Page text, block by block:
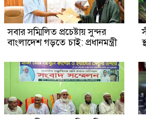
সবার সম্মিলিত প্রচেষ্টায় সুন্দর
বাংলাদেশ গড়তে চাই: প্রধানমন্ত্রী